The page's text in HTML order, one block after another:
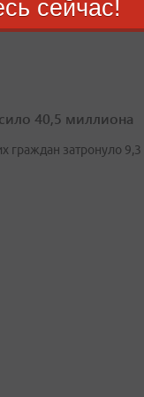
40,5 миллиона
затронуло 9,3
сейчас!